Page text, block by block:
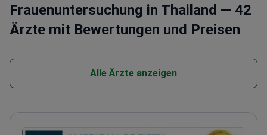
Frauenuntersuchung in Thailand — 42
Ärzte mit Bewertungen und Preisen
Alle Ärzte anzeigen